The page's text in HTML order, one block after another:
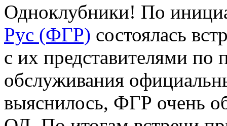
Одноклубники! По
Рус (ФГР) состоялась
с их представителями по
обслуживания
выяснилось, ФГР очень